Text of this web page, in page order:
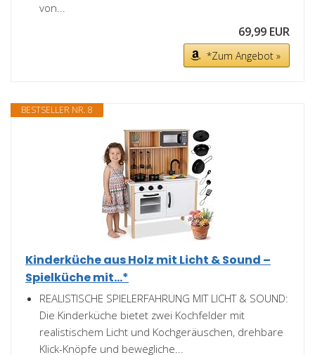
von...
69,99 EUR
*Zum Angebot »
BESTSELLER NR. 8
Kinderküche aus Holz mit Licht & Sound –
Spielküche mit...*
REALISTISCHE SPIELERFAHRUNG MIT LICHT & SOUND:
Die Kinderküche bietet zwei Kochfelder mit
realistischem Licht und Kochgeräuschen, drehbare
Klick-Knöpfe und bewegliche...